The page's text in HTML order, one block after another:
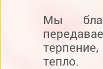
Мы
тепло.